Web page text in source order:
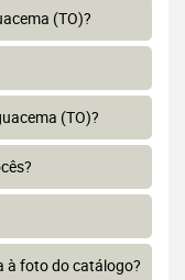
(TO)?
(TO)?
à foto do catálogo?